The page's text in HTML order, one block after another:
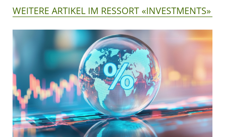
WEITERE ARTIKEL IM RESSORT «INVESTMENTS»